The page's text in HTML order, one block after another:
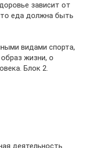
зависит от
еда должна быть
видами спорта,
жизни, о
Блок 2.
деятельность